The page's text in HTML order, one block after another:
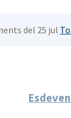
del 25 jul